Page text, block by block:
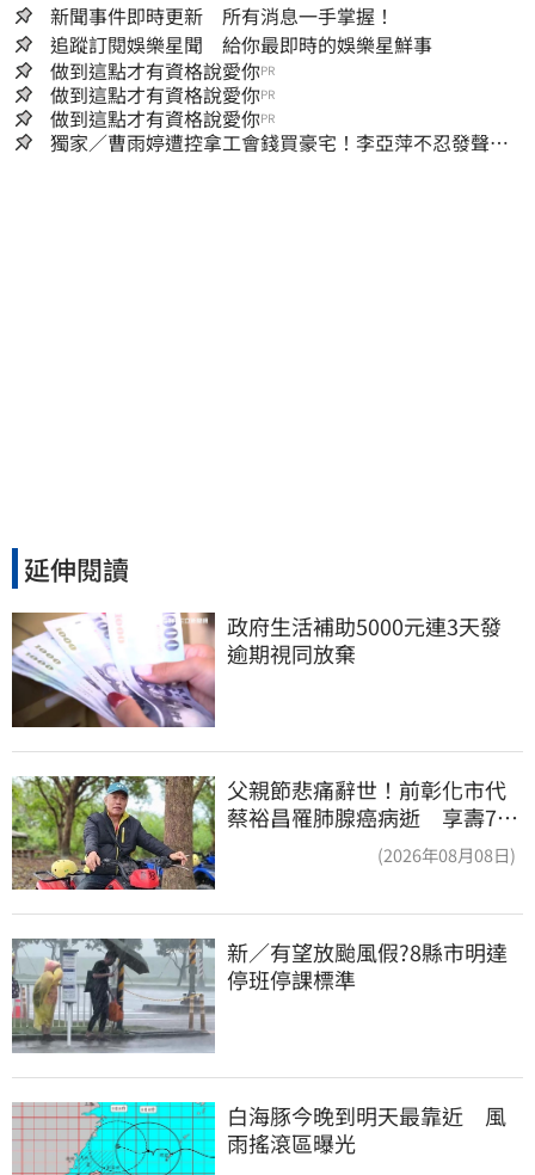
新聞事件即時更新 所有消息一手掌握！
追蹤訂閱娛樂星聞 給你最即時的娛樂星鮮事
做到這點才有資格說愛你PR
做到這點才有資格說愛你PR
做到這點才有資格說愛你PR
獨家／曹雨婷遭控拿工會錢買豪宅！李亞萍不忍發聲：
延伸閱讀
政府生活補助5000元連3天發
逾期視同放棄
父親節悲痛辭世！前彰化市代
蔡裕昌罹肺腺癌病逝 享壽71
(2026年08月08日)
新／有望放颱風假?8縣市明達
停班停課標準
白海豚今晚到明天最靠近　風
雨搖滾區曝光